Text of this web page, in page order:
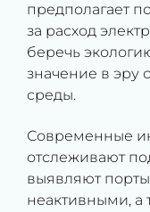
предполагает
за расход
беречь
значение в эру
среды.
Современные
отслеживают
выявляют
неактивными, а